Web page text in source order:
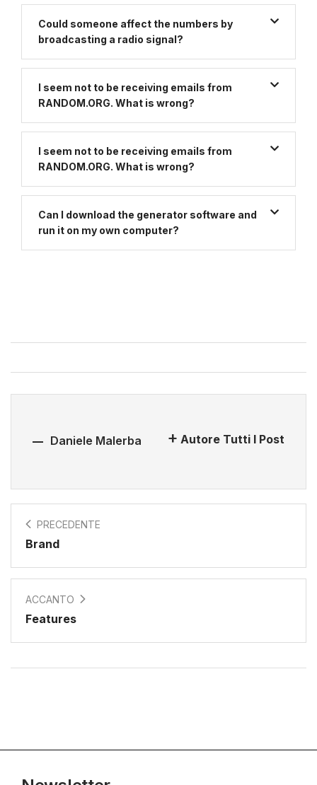
Could someone affect the numbers by
broadcasting a radio signal?
I seem not to be receiving emails from
RANDOM.ORG. What is wrong?
I seem not to be receiving emails from
RANDOM.ORG. What is wrong?
Can I download the generator software and
run it on my own computer?
Daniele Malerba Autore Tutti I Post
PRECEDENTE
Brand
ACCANTO
Features